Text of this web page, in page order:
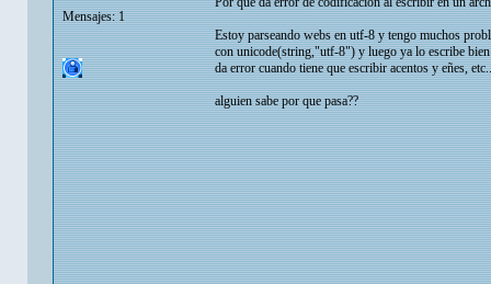
Mensajes: 1
Estoy parseando webs en utf-8 y tengo muchos
con unicode(string,"utf-8") y luego ya lo escribe
da error cuando tiene que escribir acentos y eñes, etc..
alguien sabe por que pasa??